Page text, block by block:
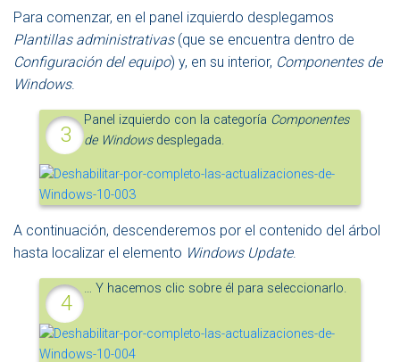
Para comenzar, en el panel izquierdo desplegamos
Plantillas administrativas(que se encuentra dentro de
Configuración del equipo) y, en su interior, Componentes de
Windows.
Panel izquierdo con la categoría Componentes
de Windowsdesplegada.
A continuación, descenderemos por el contenido del árbol
hasta localizar el elemento Windows Update.
… Y hacemos clic sobre él para seleccionarlo.